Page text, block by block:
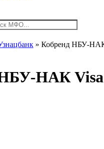
» Кобренд НБУ-
НАК